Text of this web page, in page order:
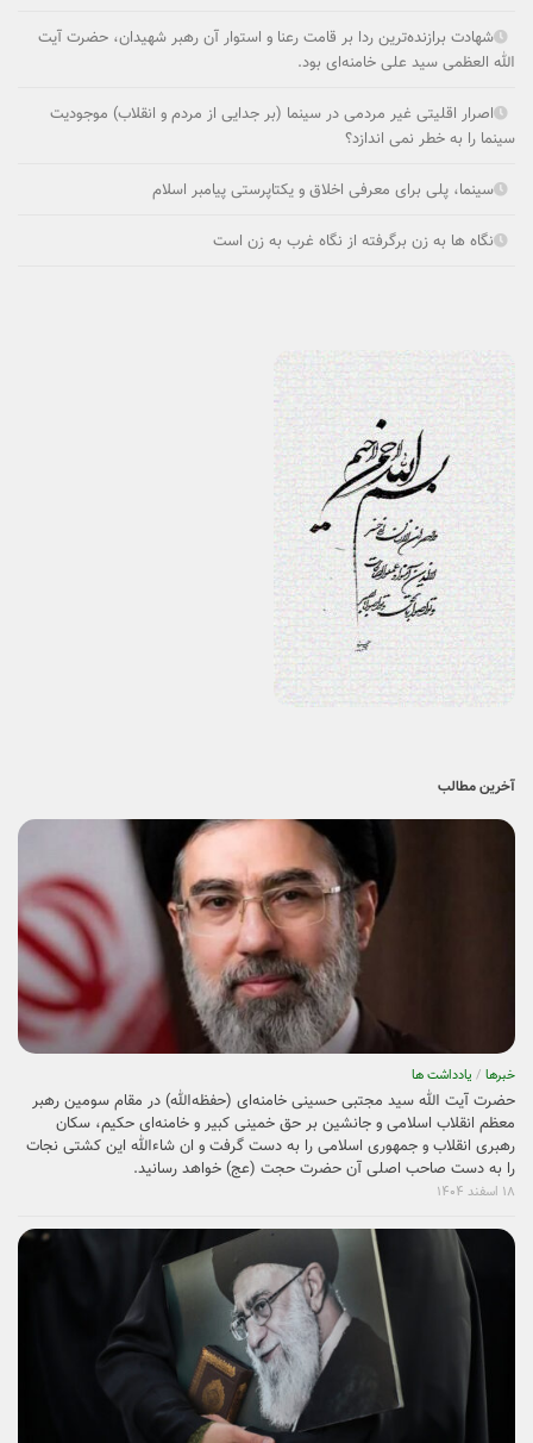
شهادت برازنده‌ترین ردا بر قامت رعنا و استوار آن رهبر شهیدان، حضرت آیت
الله العظمی سید علی خامنه‌ای بود.
اصرار اقلیتی غیر مردمی در سینما (بر جدایی از مردم و انقلاب) موجودیت
سینما را به خطر نمی ­اندازد؟
سینما، پلی برای معرفی اخلاق و یکتاپرستی پیامبر اسلام
نگاه ها به زن برگرفته از نگاه غرب به زن است
آخرین مطالب
خبرها / یادداشت ها
حضرت آیت الله سید مجتبی حسینی خامنه‌ای (حفظه‌الله) در مقام سومین رهبر
معظم انقلاب اسلامی و جانشین بر حق خمینی کبیر و خامنه‌ای حکیم، سکان
رهبری انقلاب و جمهوری اسلامی را به دست گرفت و ان شاءالله این کشتی نجات
را به دست صاحب اصلی آن حضرت حجت (عج) خواهد رسانید.
۱۸ اسفند ۱۴۰۴